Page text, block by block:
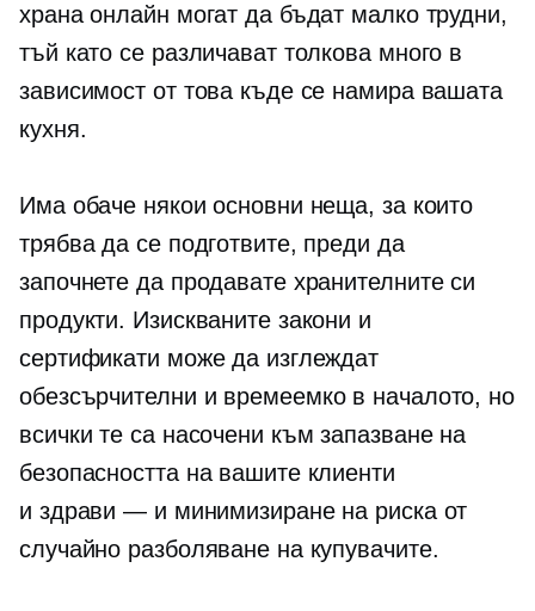
храна онлайн могат да бъдат малко трудни,
тъй като се различават толкова много в
зависимост от това къде се намира вашата
кухня.
Има обаче някои основни неща, за които
трябва да се подготвите, преди да
започнете да продавате хранителните си
продукти. Изискваните закони и
сертификати може да изглеждат
обезсърчителни и времеемков началото, но
всички те са насочени към запазване на
безопасността на вашите клиенти
и здрави — и минимизиране на риска от
случайно разболяване на купувачите.